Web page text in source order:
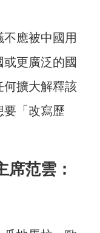
應被中國用
更廣泛的國
何擴大解釋該
要「改寫歷
席范雲：